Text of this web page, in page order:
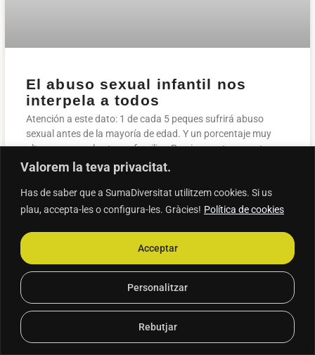
Valorem la teva privacitat.
Has de saber que a SumaDiversitat utilitzem cookies. Si us
plau, accepta-les o configura-les. Gràcies! Política de cookies
Personalitzar
Rebutjar
Acceptar
El abuso sexual infantil nos
interpela a todos
Atención a este dato: 1 de cada 5 peques sufrirá abuso
sexual antes de la mayoría de edad. Y un porcentaje muy
alto ocurre en el entorno familiar. Precisamente por este
motivo, es un tema tabú. Según Carolay Alvarado, experta
en prevención y actuación frente al abuso sexual infantil,
«huimos de la idea de que nuestros hijos puedan sufrir
acoso sexual por parte del entorno cercano».